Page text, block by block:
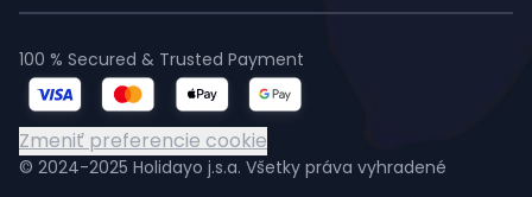
© 2024-2025 Holidayo j.s.a. Všetky práva vyhradené
100 % Secured & Trusted Payment
Zmeniť preferencie cookie